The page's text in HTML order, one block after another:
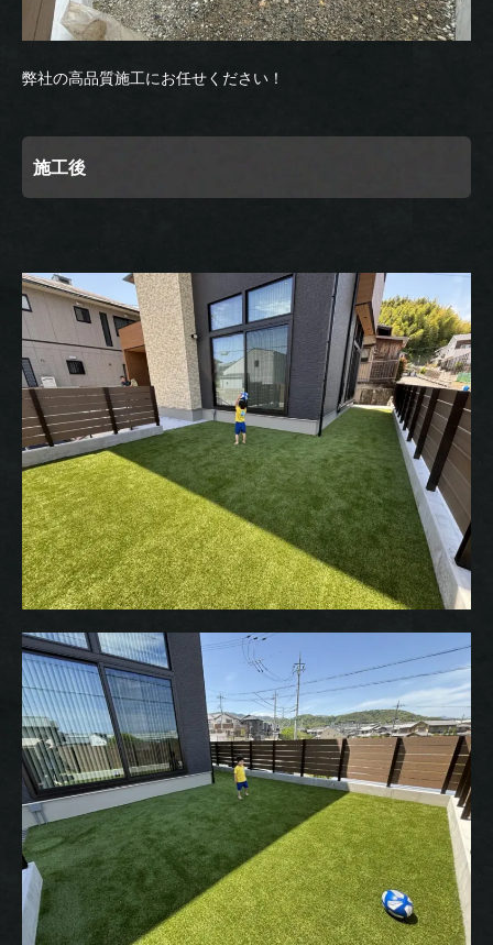
弊社の高品質施工にお任せください！
施工後